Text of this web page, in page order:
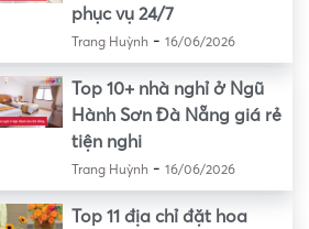
phục vụ 24/7
Trang Huỳnh- 16/06/2026
Top 10+ nhà nghỉ ở Ngũ
Hành Sơn Đà Nẵng giá rẻ
tiện nghi
Trang Huỳnh- 16/06/2026
Top 11 địa chỉ đặt hoa